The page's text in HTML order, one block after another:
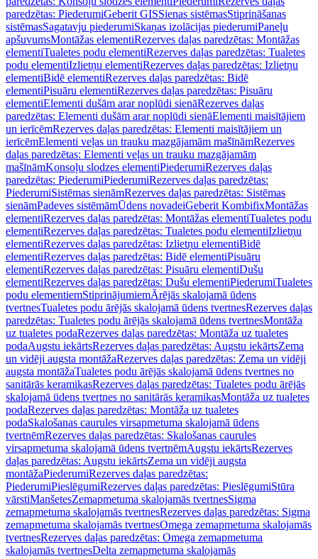
paredzētas: PiederumiGeberit GISSienas sistēmasStiprināšanas
sistēmasSagatavju piederumiSkaņas izolācijas piederumiPaneļu
apšuvumsMontāžas elementiRezerves daļas paredzētas: Montāžas
elementiTualetes podu elementiRezerves daļas paredzētas: Tualetes
podu elementiIzlietņu elementiRezerves daļas paredzētas: Izlietņu
elementiBidē elementiRezerves daļas paredzētas: Bidē
elementiPisuāru elementiRezerves daļas paredzētas: Pisuāru
elementiElementi dušām arar noplūdi sienāRezerves daļas
paredzētas: Elementi dušām arar noplūdi sienāElementi maisītājiem
un ierīcēmRezerves daļas paredzētas: Elementi maisītājiem un
ierīcēmElementi veļas un trauku mazgājamām mašīnāmRezerves
daļas paredzētas: Elementi veļas un trauku mazgājamām
mašīnāmKonsoļu slodzes elementiPiederumiRezerves daļas
paredzētas: PiederumiPiederumiRezerves daļas paredzētas:
PiederumiSistēmas sienāmRezerves daļas paredzētas: Sistēmas
sienāmPadeves sistēmāmŪdens novadeiGeberit KombifixMontāžas
elementiRezerves daļas paredzētas: Montāžas elementiTualetes podu
elementiRezerves daļas paredzētas: Tualetes podu elementiIzlietņu
elementiRezerves daļas paredzētas: Izlietņu elementiBidē
elementiRezerves daļas paredzētas: Bidē elementiPisuāru
elementiRezerves daļas paredzētas: Pisuāru elementiDušu
elementiRezerves daļas paredzētas: Dušu elementiPiederumiTualetes
podu elementiemStiprinājumiemĀrējās skalojamā ūdens
tvertnesTualetes podu ārējās skalojamā ūdens tvertnesRezerves daļas
paredzētas: Tualetes podu ārējās skalojamā ūdens tvertnesMontāža
uz tualetes podaRezerves daļas paredzētas: Montāža uz tualetes
podaAugstu iekārtsRezerves daļas paredzētas: Augstu iekārtsZema
un vidēji augsta montāžaRezerves daļas paredzētas: Zema un vidēji
augsta montāžaTualetes podu ārējās skalojamā ūdens tvertnes no
sanitārās keramikasRezerves daļas paredzētas: Tualetes podu ārējās
skalojamā ūdens tvertnes no sanitārās keramikasMontāža uz tualetes
podaRezerves daļas paredzētas: Montāža uz tualetes
podaSkalošanas caurules virsapmetuma skalojamā ūdens
tvertnēmRezerves daļas paredzētas: Skalošanas caurules
virsapmetuma skalojamā ūdens tvertnēmAugstu iekārtsRezerves
daļas paredzētas: Augstu iekārtsZema un vidēji augsta
montāžaPiederumiRezerves daļas paredzētas:
PiederumiPieslēgumiRezerves daļas paredzētas: PieslēgumiStūra
vārstiManšetesZemapmetuma skalojamās tvertnesSigma
zemapmetuma skalojamās tvertnesRezerves daļas paredzētas: Sigma
zemapmetuma skalojamās tvertnesOmega zemapmetuma skalojamās
tvertnesRezerves daļas paredzētas: Omega zemapmetuma
skalojamās tvertnesDelta zemapmetuma skalojamās